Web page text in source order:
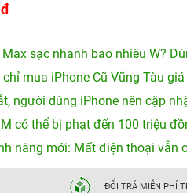
sạc nhanh bao nhiêu W?
mua iPhone Cũ Vũng Tàu
người dùng iPhone nên cập
có thể bị phạt đến 100 triệu
năng mới: Mất điện thoại vẫn
ĐỔI TRẢ MIỄN PHÍ